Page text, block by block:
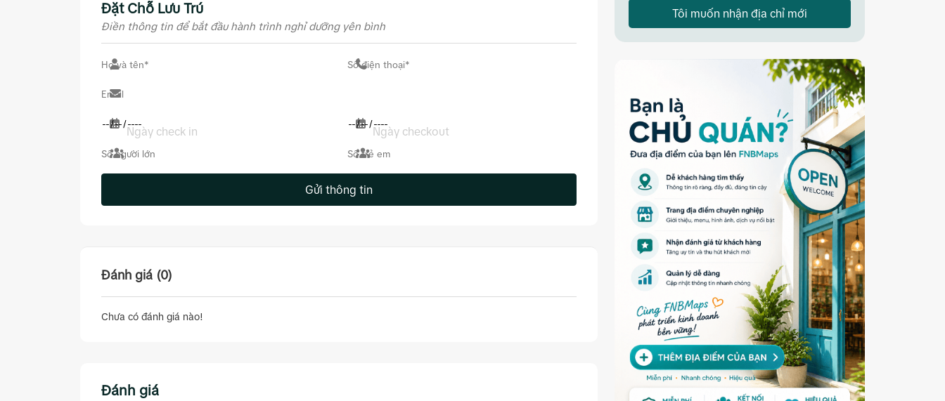
Đặt Chỗ Lưu Trú
Điền thông tin để bắt đầu hành trình nghỉ dưỡng yên bình
Ngày check in Ngày checkout
Gửi thông tin
Đánh giá (0)
Chưa có đánh giá nào!
Đánh giá
Tôi muốn nhận địa chỉ mới